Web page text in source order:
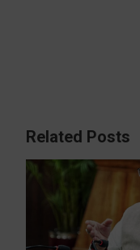
Related Posts